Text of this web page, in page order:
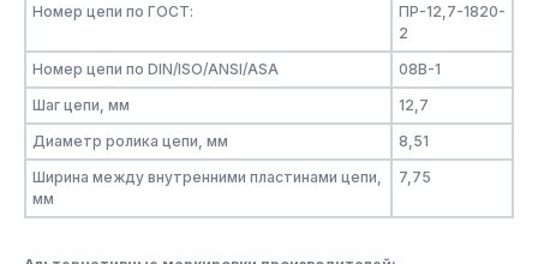
Номер цепи по ГОСТ:
ПР-12,7-1820-
2
Номер цепи по DIN/ISO/ANSI/ASA
08B-1
Шаг цепи, мм
12,7
Диаметр ролика цепи, мм
8,51
Ширина между внутренними пластинами цепи,
мм
7,75